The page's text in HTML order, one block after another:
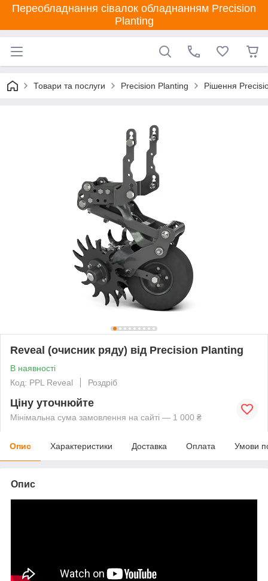
Переобладнання сівалок обладнанням Precision
Planting
Товари та послуги Precision Planting Рішення
Reveal (очисник ряду) від Precision Planting
В наявності
Код: PPL Reveal
Роздріб
Ціну уточнюйте
Мінімальна сума замовлення на сайті — 1 000 ₴
Опис Характеристики Доставка Оплата Умови
Опис